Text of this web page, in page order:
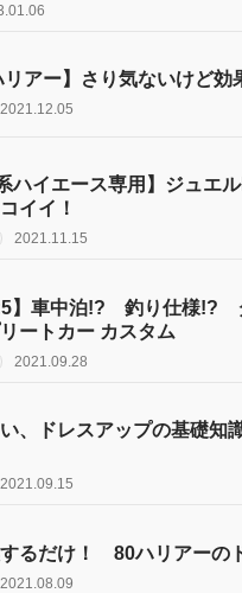
リアー】さり気ないけど
2021.12.05
ハイエース専用】ジュエ
イイ！
2021.11.15
】車中泊!? 釣り仕様!?
ートカー カスタム
2021.09.28
い、ドレスアップの基礎
2021.09.15
るだけ！ 80ハリアーの
2021.08.09